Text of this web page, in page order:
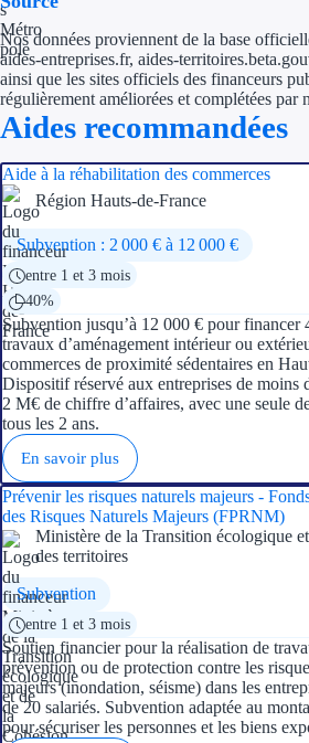
Nos données proviennent de la base
aides-entreprises.fr, aides-
ainsi que les sites officiels des financeurs
régulièrement améliorées et complétées par
Aides recommandées
Aide à la réhabilitation des commerces
Région Hauts-de-France
Subvention : 2 000 € à 12 000 €
entre 1 et 3 mois
40%
Subvention jusqu’à 12 000 € pour financer
travaux d’aménagement intérieur ou
commerces de proximité sédentaires en
Dispositif réservé aux entreprises de moins
2 M€ de chiffre d’affaires, avec une seule
tous les 2 ans.
En savoir plus
Prévenir les risques naturels majeurs -
des Risques Naturels Majeurs (FPRNM)
Ministère de la Transition écologique
des territoires
Subvention
entre 1 et 3 mois
Soutien financier pour la réalisation de
prévention ou de protection contre les
majeurs (inondation, séisme) dans les
de 20 salariés. Subvention adaptée au
pour sécuriser les personnes et les biens